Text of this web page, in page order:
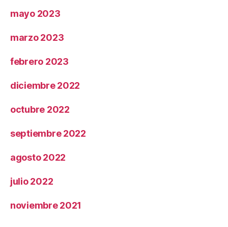
mayo 2023
marzo 2023
febrero 2023
diciembre 2022
octubre 2022
septiembre 2022
agosto 2022
julio 2022
noviembre 2021